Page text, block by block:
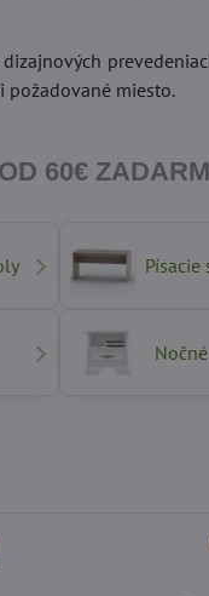
miesto.
60€
Písacie